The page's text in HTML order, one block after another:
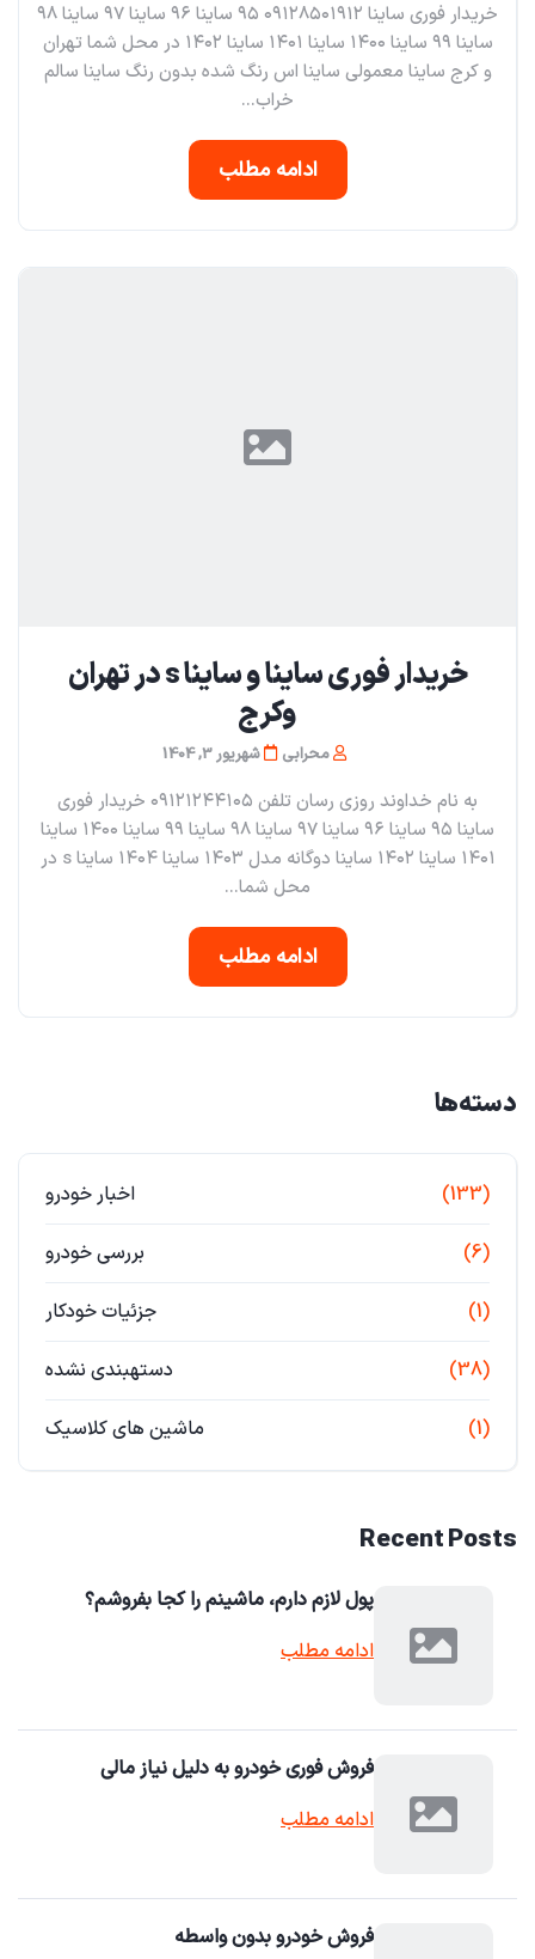
خریدار فوری ساینا ۰۹۱۲۸۵۰۱۹۱۲ ۹۵ ساینا ۹۶ ساینا ۹۷ ساینا ۹۸
ساینا ۹۹ ساینا ۱۴۰۰ ساینا ۱۴۰۱ ساینا ۱۴۰۲ در محل شما تهران
و کرج ساینا معمولی ساینا اس رنگ شده بدون رنگ ساینا سالم
خراب...
ادامه مطلب
خریدار فوری ساینا و ساینا s در تهران
و‌کرج
محرابی شهریور 3, 1404
به نام خداوند روزی رسان تلفن ۰۹۱۲۱۲۴۴۱۰۵ خریدار فوری
ساینا ۹۵ ساینا ۹۶ ساینا ۹۷ ساینا ۹۸ ساینا ۹۹ ساینا ۱۴۰۰ ساینا
۱۴۰۱ ساینا ۱۴۰۲ ساینا دوگانه مدل ۱۴۰۳ ساینا ۱۴۰۴ ساینا s در
محل شما...
ادامه مطلب
دسته‌ها
اخبار خودرو (133)
بررسی خودرو (6)
جزئیات خودکار (1)
دستهبندی نشده (38)
ماشین های کلاسیک (1)
Recent Posts
پول لازم دارم، ماشینم را کجا بفروشم؟
ادامه مطلب
فروش فوری خودرو به دلیل نیاز مالی
ادامه مطلب
فروش خودرو بدون واسطه